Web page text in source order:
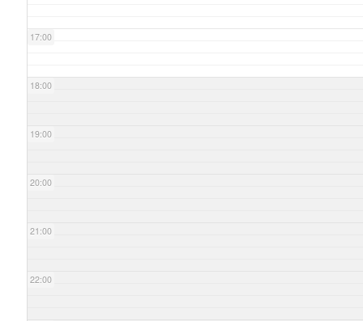
17:00
18:00
19:00
20:00
21:00
22:00